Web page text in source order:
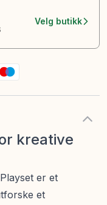
Velg butikk
kreative
er et
et